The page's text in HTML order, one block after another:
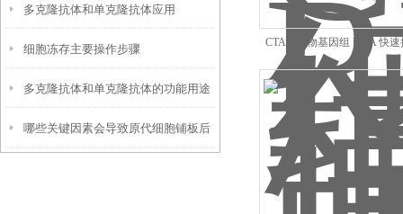
及要求
多克隆抗体和单克隆抗体应用
细胞冻存主要操作步骤
多克隆抗体和单克隆抗体的功能用途
哪些关键因素会导致原代细胞铺板后
CTAB 植物基因组 DNA 快